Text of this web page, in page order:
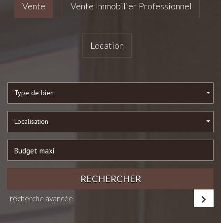
Vente Vente Immobilier Professionnel
Location
Type de bien
Localisation
RECHERCHER
recherche avancée